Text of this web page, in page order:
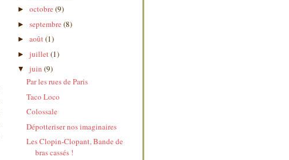
► octobre (9)
► septembre (8)
► août(1)
► juillet (1)
▼ juin (9)
Par les rues de Paris
Taco Loco
Colossale
Dépotteriser nos imaginaires
Les Clopin-Clopant, Bande de
bras cassés !